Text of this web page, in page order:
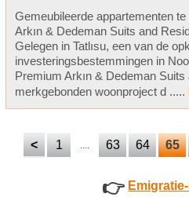
Gemeubileerde appartementen
Arkın & Dedeman Suits and
Gelegen in Tatlısu, een van de
investeringsbestemmingen in
Premium Arkın & Dedeman
merkgebonden woonproject d .....
< 1 .... 63 64 65
👉